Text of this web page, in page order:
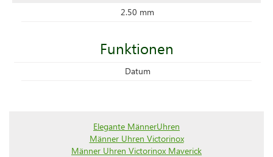
2.50 mm
Funktionen
Datum
Elegante MännerUhren
Männer Uhren Victorinox
Männer Uhren Victorinox Maverick